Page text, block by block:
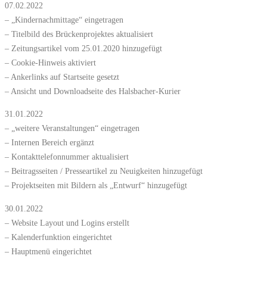
07.02.2022
– „Kindernachmittage“ eingetragen
– Titelbild des Brückenprojektes aktualisiert
– Zeitungsartikel vom 25.01.2020 hinzugefügt
– Cookie-Hinweis aktiviert
– Ankerlinks auf Startseite gesetzt
– Ansicht und Downloadseite des Halsbacher-Kurier
31.01.2022
– „weitere Veranstaltungen“ eingetragen
– Internen Bereich ergänzt
– Kontakttelefonnummer aktualisiert
– Beitragsseiten / Presseartikel zu Neuigkeiten hinzugefügt
– Projektseiten mit Bildern als „Entwurf“ hinzugefügt
30.01.2022
– Website Layout und Logins erstellt
– Kalenderfunktion eingerichtet
– Hauptmenü eingerichtet